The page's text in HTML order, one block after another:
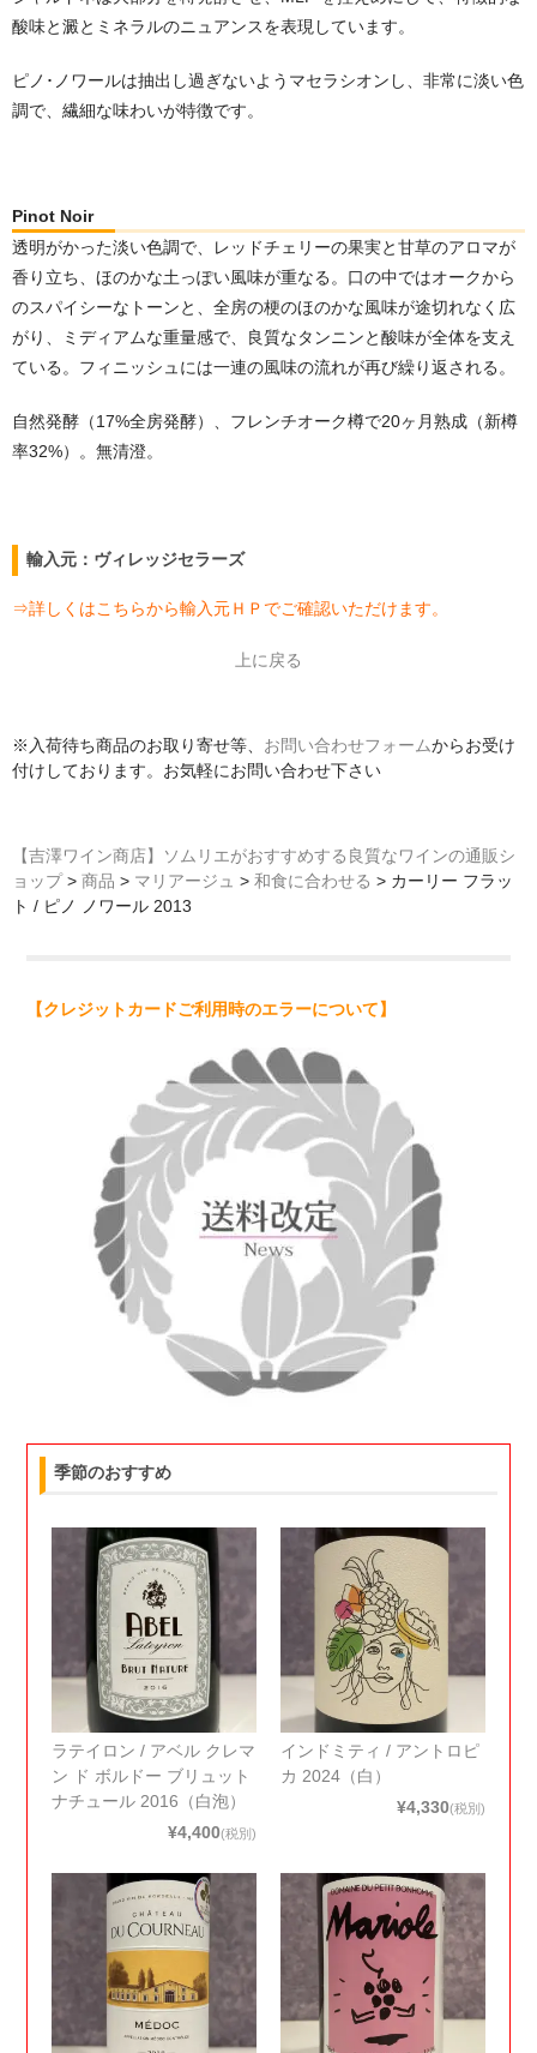
酸味と澱とミネラルのニュアンスを表現しています。
ピノ･ノワールは抽出し過ぎないようマセラシオンし、非常に淡い色
調で、繊細な味わいが特徴です。
Pinot Noir
透明がかった淡い色調で、レッドチェリーの果実と⽢草のアロマが
⾹り⽴ち、ほのかな土っぽい風味が重なる。口の中ではオークから
のスパイシーなトーンと、全房の梗のほのかな風味が途切れなく広
がり、ミディアムな重量感で、良質なタンニンと酸味が全体を支え
ている。フィニッシュには⼀連の風味の流れが再び繰り返される。
自然発酵（17%全房発酵）、フレンチオーク樽で20ヶ月熟成（新樽
率32%）。無清澄。
輸入元：ヴィレッジセラーズ
⇒詳しくはこちらから輸入元ＨＰでご確認いただけます。
上に戻る
※入荷待ち商品のお取り寄せ等、 お問い合わせフォームからお受け
付けしております。お気軽にお問い合わせ下さい
【吉澤ワイン商店】ソムリエがおすすめする良質なワインの通販シ
ョップ> 商品 > マリアージュ > 和食に合わせる > カーリー フラッ
ト / ピノ ノワール 2013
【クレジットカードご利用時のエラーについて】
季節のおすすめ
ラテイロン / アベル クレマ
ン ド ボルドー ブリュット
ナチュール 2016（白泡）
¥4,400(税別)
インドミティ / アントロピ
カ 2024（白）
¥4,330(税別)